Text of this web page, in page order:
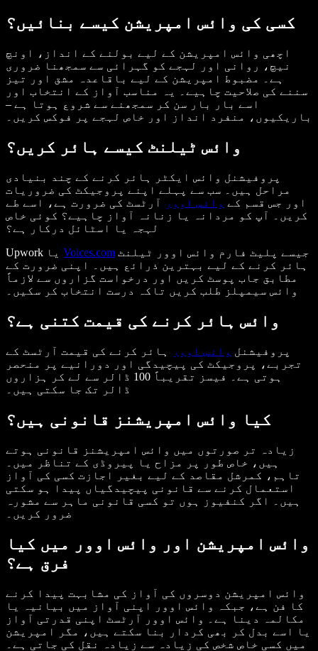
کسی کی وائس امپریشن کیسے بنائیں؟
اچھی وائس امپریشن کے لیے بولنے کے انداز، اونچ
نیچ، روانی اور لہجے کو گہرائی سے سمجھنا ضروری
ہے۔ مضبوط امپریشن کے لیے باقاعدہ مشق اور تیز
سننے کی صلاحیت چاہیے۔ یہ مناسب آواز کے انتخاب اور
اسے بار بار سن کر سمجھنے سے شروع ہوتا ہے –
باریکیوں، منفرد انداز اور خاص لہجے پر فوکس کریں۔
وائس ٹیلنٹ کیسے ہائر کریں؟
پروفیشنل وائس ایکٹر ہائر کرنے کے چند بنیادی
مراحل ہیں۔ سب سے پہلے اپنے پروجیکٹ کی ضروریات
اور جس قسم کے وائس اوور
آرٹسٹ کی ضرورت ہے، اسے طے
کریں۔ آپ کو مردانہ یا زنانہ آواز چاہیے؟ کوئی خاص
لہجہ یا اسٹائل درکار ہے؟
Voices.com
ہائر کرنے کے لیے بہترین ذرائع ہیں۔ اپنی ضرورت کے
مطابق جاب پوسٹ کریں اور درخواست گزاروں سے لازماً
وائس سیمپلز طلب کریں تاکہ درست انتخاب کر سکیں۔
وائس ہائر کرنے کی قیمت کتنی ہے؟
پروفیشنل وائس اوور
ہائر کرنے کی قیمت آرٹسٹ کے
تجربے، پروجیکٹ کی پیچیدگی اور دورانیے پر منحصر
ہوتی ہے۔ فیسز تقریباً 100 ڈالر سے لے کر ہزاروں
ڈالر تک جا سکتی ہیں۔
کیا وائس امپریشنز قانونی ہیں؟
زیادہ تر صورتوں میں وائس امپریشنز قانونی ہوتے
ہیں، خاص طور پر مزاح یا پیروڈی کے تناظر میں۔
تاہم، کمرشل مقاصد کے لیے بغیر اجازت کسی کی آواز
استعمال کرنے سے قانونی پیچیدگیاں پیدا ہو سکتی
ہیں۔ اگر کنفیوز ہوں تو کسی قانونی ماہر سے مشورہ
ضرور کریں۔
وائس امپریشن اور وائس اوور میں کیا
فرق ہے؟
وائس امپریشن دوسروں کی آواز کی مشابہت پیدا کرنے
کا فن ہے، جبکہ وائس اوور اپنی آواز میں بیانیہ یا
مکالمہ دینا ہے۔ وائس اوور آرٹسٹ اپنی قدرتی آواز
یا اسے بدل کر بھی کردار بنا سکتے ہیں، مگر امپریشن
میں کسی خاص شخص کی زیادہ سے زیادہ نقل کی جاتی ہے۔